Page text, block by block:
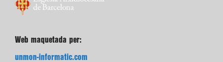
Web maquetada per:
unmon-informatic.com